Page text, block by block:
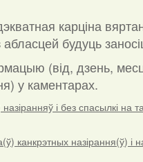
карціна
будуць
(від, дзень,
у каментарах.
і без спасылкі на
канкрэтных назірання(ў) і